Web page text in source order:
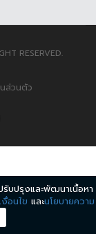
RESERVED.
ส่วนตัว
รับปรุงและพัฒนาเนื้อหา
อนไข และนโยบายความ